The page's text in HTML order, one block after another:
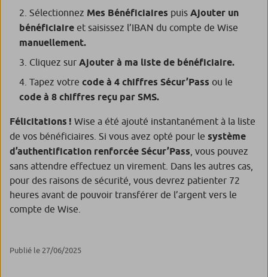
Sélectionnez Mes Bénéficiaires puis Ajouter un
bénéficiaire et saisissez l’IBAN du compte de Wise
manuellement.
Cliquez sur Ajouter à ma liste de bénéficiaire.
Tapez votre code à 4 chiffres Sécur’Pass ou le
code à 8 chiffres reçu par SMS.
Félicitations ! Wise a été ajouté instantanément à la liste
de vos bénéficiaires. Si vous avez opté pour le système
d’authentification renforcée Sécur’Pass , vous pouvez
sans attendre effectuez un virement. Dans les autres cas,
pour des raisons de sécurité, vous devrez patienter 72
heures avant de pouvoir transférer de l’argent vers le
compte de Wise
Publié le 27/06/2025